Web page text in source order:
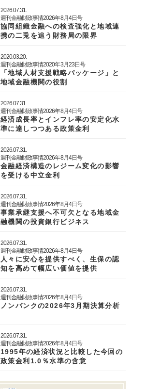
2026.07.31.
週刊金融財政事情2026年8月4日号
協同組織金融への検査強化と地域連
携の二兎を追う財務局の限界
2020.03.20.
週刊金融財政事情2020年3月23日号
「地域人材支援戦略パッケージ」と
地域金融機関の役割
2026.07.31.
週刊金融財政事情2026年8月4日号
経済成長率とインフレ率の安定化水
準に達しつつある政策金利
2026.07.31.
週刊金融財政事情2026年8月4日号
金融経済構造のレジーム変化の影響
を受ける中立金利
2026.07.31.
週刊金融財政事情2026年8月4日号
事業承継支援へ不可欠となる地域金
融機関の投資銀行ビジネス
2026.07.31.
週刊金融財政事情2026年8月4日号
人々に安心を提供すべく、生保の認
知を高めて幅広い価値を提供
2026.07.31.
週刊金融財政事情2026年8月4日号
ノンバンクの2026年3月期決算分析
2026.07.31.
週刊金融財政事情2026年8月4日号
1995年の経済状況と比較した今回の
政策金利1.0％水準の含意